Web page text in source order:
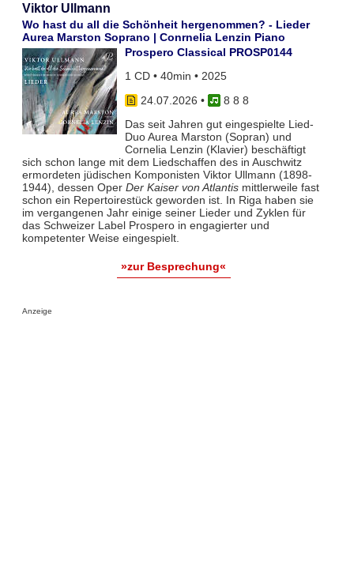
Viktor Ullmann
Wo hast du all die Schönheit hergenommen? - Lieder
Aurea Marston Soprano | Conrnelia Lenzin Piano
Prospero Classical PROSP0144
1 CD • 40min • 2025
24.07.2026 •
8 8 8
Das seit Jahren gut eingespielte Lied-
Duo Aurea Marston (Sopran) und
Cornelia Lenzin (Klavier) beschäftigt
sich schon lange mit dem Liedschaffen des in Auschwitz
ermordeten jüdischen Komponisten Viktor Ullmann (1898-
1944), dessen Oper Der Kaiser von Atlantismittlerweile fast
schon ein Repertoirestück geworden ist. In Riga haben sie
im vergangenen Jahr einige seiner Lieder und Zyklen für
das Schweizer Label Prospero in engagierter und
kompetenter Weise eingespielt.
»zur Besprechung«
Anzeige